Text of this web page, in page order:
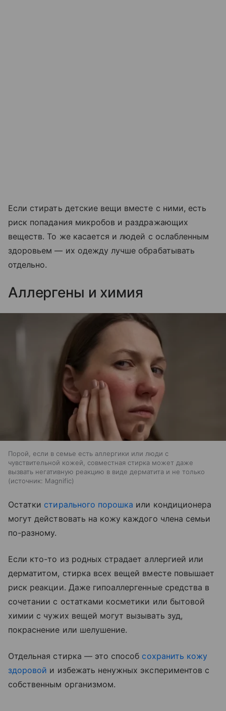
Если стирать детские вещи вместе с ними, есть
риск попадания микробов и раздражающих
веществ. То же касается и людей с ослабленным
здоровьем — их одежду лучше обрабатывать
отдельно.
Аллергены и химия
Порой, если в семье есть аллергики или люди с
чувствительной кожей, совместная стирка может даже
вызвать негативную реакцию в виде дерматита и не только
источник: Magnific
Остатки стирального порошка или кондиционера
могут действовать на кожу каждого члена семьи
по-разному.
Если кто-то из родных страдает аллергией или
дерматитом, стирка всех вещей вместе повышает
риск реакции. Даже гипоаллергенные средства в
сочетании с остатками косметики или бытовой
химии с чужих вещей могут вызывать зуд,
покраснение или шелушение.
Отдельная стирка — это способ сохранить кожу
здоровой и избежать ненужных экспериментов с
собственным организмом.